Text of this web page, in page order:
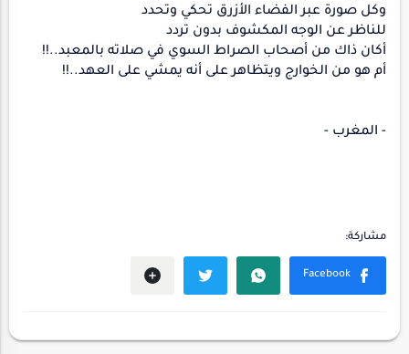
وكل صورة عبر الفضاء الأزرق تحكي وتحدد
للناظر عن الوجه المكشوف بدون تردد
أكان ذاك من أصحاب الصراط السوي في صلاته بالمعبد..!!
أم هو من الخوارج ويتظاهر على أنه يمشي على العهد..!!
- المغرب -